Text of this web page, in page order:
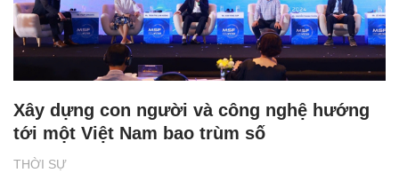
THỜI SỰ
Xây dựng con người và công nghệ hướng
tới một Việt Nam bao trùm số